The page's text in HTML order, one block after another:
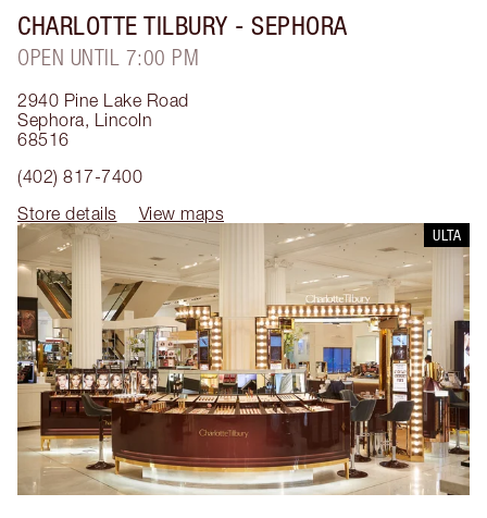
CHARLOTTE TILBURY - SEPHORA
OPEN UNTIL 7:00 PM
2940 Pine Lake Road
Sephora, Lincoln
68516
(402) 817-7400
Store details
View maps
ULTA